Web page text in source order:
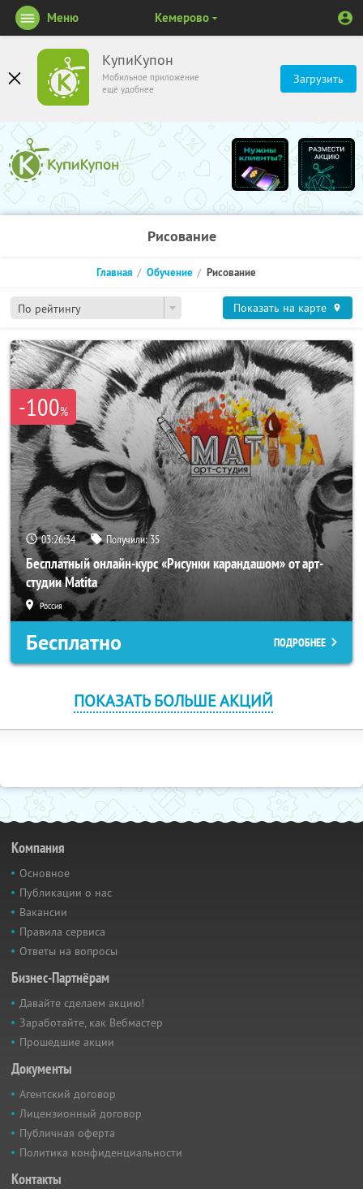
КупиКупон
Мобильное приложение
ещё удобнее
Загрузить
Меню Кемерово
Рисование
По рейтингу
Главная Обучение Рисование
Показать на карте
-100%
03:26:33 Получили:35
Бесплатный онлайн-курс «Рисунки карандашом» от арт-
студии Matita
Россия
Бесплатно ПОДРОБНЕЕ
ПОКАЗАТЬ БОЛЬШЕ АКЦИЙ
Компания
Основное
Публикации о нас
Вакансии
Правила сервиса
Ответы на вопросы
Бизнес-Партнёрам
Давайте сделаем акцию!
Заработайте, как Вебмастер
Прошедшие акции
Документы
Агентский договор
Лицензионный договор
Публичная оферта
Политика конфиденциальности
Контакты